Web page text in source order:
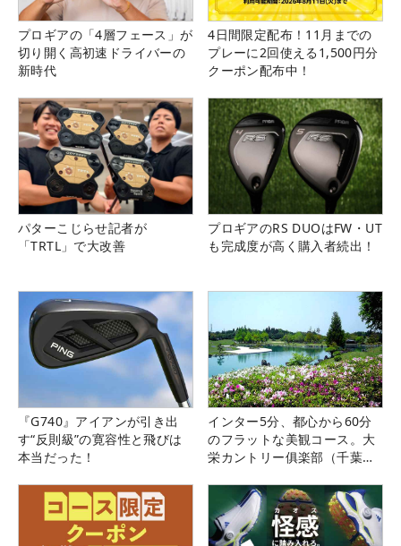
プロギアの「4層フェース」が
切り開く高初速ドライバーの
新時代
4日間限定配布！11月までの
プレーに2回使える1,500円分
クーポン配布中！
パターこじらせ記者が
「TRTL」で大改善
プロギアのRS DUOはFW・UT
も完成度が高く購入者続出！
『G740』アイアンが引き出
す“反則級”の寛容性と飛びは
本当だった！
インター5分、都心から60分
のフラットな美観コース。大
栄カントリー俱楽部（千葉